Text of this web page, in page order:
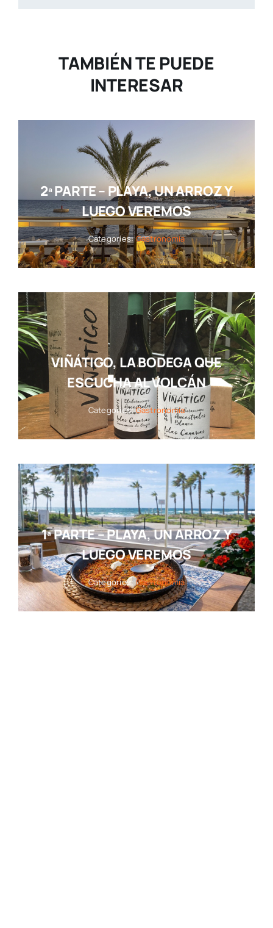
TAMBIÉN TE PUEDE
INTERESAR
2ª PARTE – PLAYA, UN ARROZ Y
LUEGO VEREMOS
Categories:Gastronomía
VIÑÁTIGO, LA BODEGA QUE
ESCUCHA AL VOLCÁN
Categories:Gastronomía
1ª PARTE – PLAYA, UN ARROZ Y
LUEGO VEREMOS
Categories:Gastronomía